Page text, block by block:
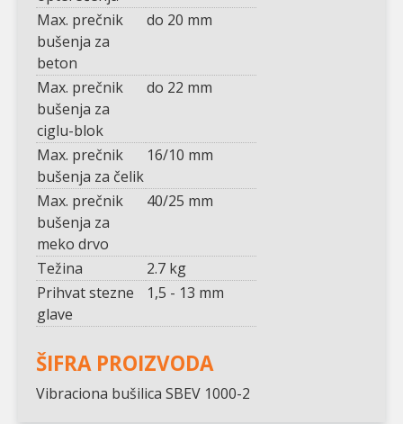
Max. prečnik
bušenja za
beton
do 20 mm
Max. prečnik
bušenja za
ciglu-blok
do 22 mm
Max. prečnik
bušenja za čelik
16/10 mm
Max. prečnik
bušenja za
meko drvo
40/25 mm
Težina
2.7 kg
Prihvat stezne
glave
1,5 - 13 mm
ŠIFRA PROIZVODA
Vibraciona bušilica SBEV 1000-2